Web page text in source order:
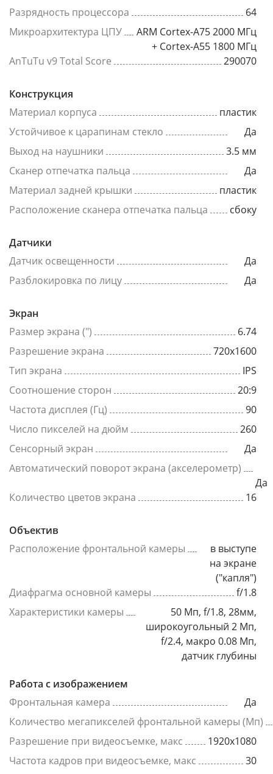
Разрядность процессора
64
Микроархитектура ЦПУ
ARM Cortex-A75 2000 МГц
+ Cortex-A55 1800 МГц
AnTuTu v9 Total Score
290070
Конструкция
Материал корпуса
пластик
Устойчивое к царапинам стекло
Да
Выход на наушники
3.5 мм
Сканер отпечатка пальца
Да
Материал задней крышки
пластик
Расположение сканера отпечатка пальца
сбоку
Датчики
Датчик освещенности
Да
Разблокировка по лицу
Да
Экран
Размер экрана (")
6.74
Разрешение экрана
720x1600
Тип экрана
IPS
Соотношение сторон
20:9
Частота дисплея (Гц)
90
Число пикселей на дюйм
260
Сенсорный экран
Да
Автоматический поворот экрана (акселерометр)
Да
Количество цветов экрана
16
Объектив
Расположение фронтальной камеры
в выступе
на экране
("капля")
Диафрагма основной камеры
f/1.8
Характеристики камеры
50 Мп, f/1.8, 28мм,
широкоугольный 2 Мп,
f/2.4, макро 0.08 Мп,
датчик глубины
Работа с изображением
Фронтальная камера
Да
Количество мегапикселей фронтальной камеры (Мп)
Разрешение при видеосъемке, макс
1920x1080
Частота кадров при видеосъемке, макс
30